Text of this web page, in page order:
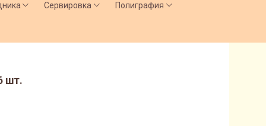
Сервировка Полиграфия
шт.